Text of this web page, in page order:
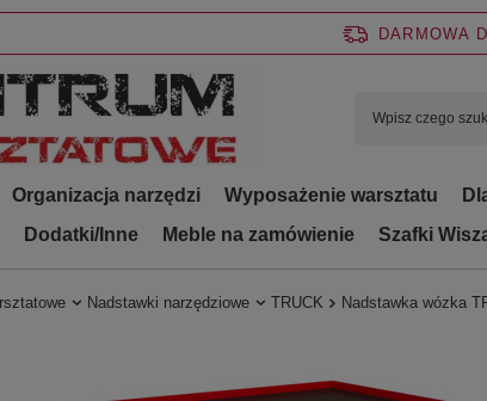
DARMOWA
Organizacja narzędzi Wyposażenie warsztatu
Dodatki/Inne Meble na zamówienie Szafki
Nadstawki narzędziowe TRUCK Nadstawka wózka